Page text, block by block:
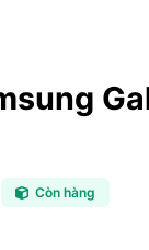
Còn hàng